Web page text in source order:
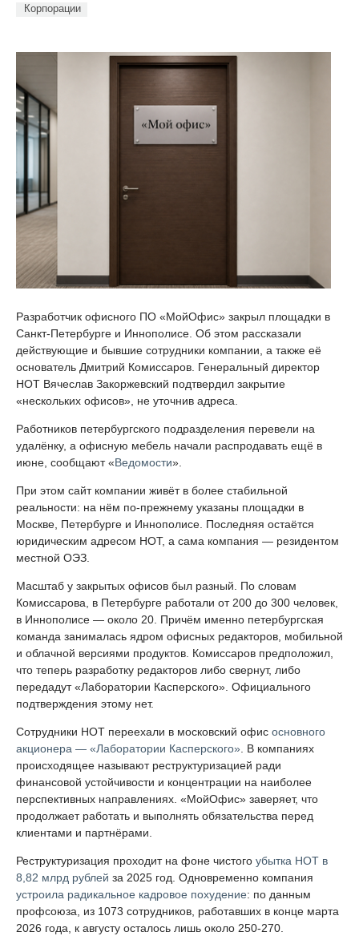
Корпорации
Разработчик офисного ПО «МойОфис» закрыл площадки в
Санкт-Петербурге и Иннополисе. Об этом рассказали
действующие и бывшие сотрудники компании, а также её
основатель Дмитрий Комиссаров. Генеральный директор
НОТ Вячеслав Закоржевский подтвердил закрытие
«нескольких офисов», не уточнив адреса.
Работников петербургского подразделения перевели на
удалёнку, а офисную мебель начали распродавать ещё в
июне, сообщают «Ведомости».
При этом сайт компании живёт в более стабильной
реальности: на нём по-прежнему указаны площадки в
Москве, Петербурге и Иннополисе. Последняя остаётся
юридическим адресом НОТ, а сама компания — резидентом
местной ОЭЗ.
Масштаб у закрытых офисов был разный. По словам
Комиссарова, в Петербурге работали от 200 до 300 человек,
в Иннополисе — около 20. Причём именно петербургская
команда занималась ядром офисных редакторов, мобильной
и облачной версиями продуктов. Комиссаров предположил,
что теперь разработку редакторов либо свернут, либо
передадут «Лаборатории Касперского». Официального
подтверждения этому нет.
Сотрудники НОТ переехали в московский офис основного
акционера — «Лаборатории Касперского» . В компаниях
происходящее называют реструктуризацией ради
финансовой устойчивости и концентрации на наиболее
перспективных направлениях. «МойОфис» заверяет, что
продолжает работать и выполнять обязательства перед
клиентами и партнёрами.
Реструктуризация проходит на фоне чистого убытка НОТ в
8,82 млрд рублей за 2025 год. Одновременно компания
устроила радикальное кадровое похудение: по данным
профсоюза, из 1073 сотрудников, работавших в конце марта
2026 года, к августу осталось лишь около 250-270.